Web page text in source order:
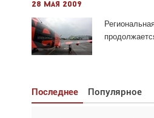
28 мая 2009
Последнее Популярное